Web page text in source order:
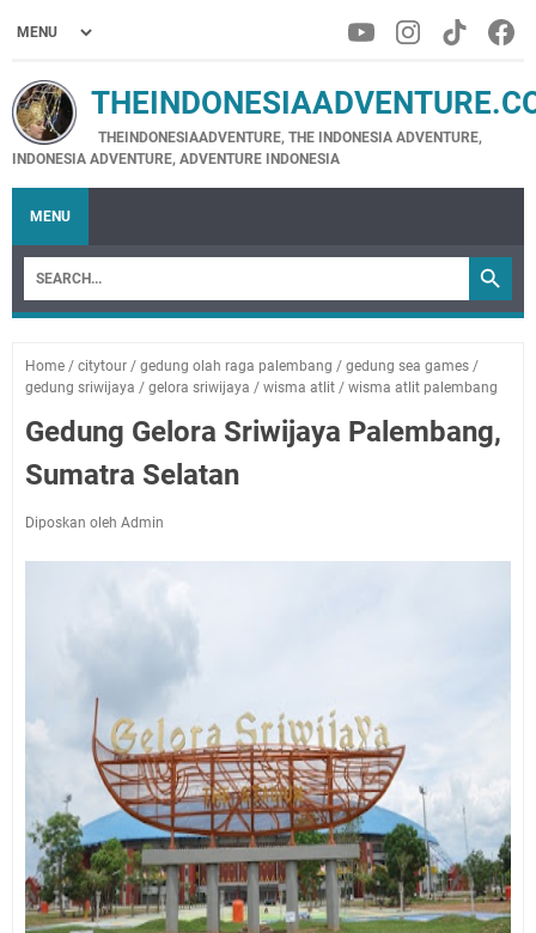
THEINDONESIAADVENTURE, THE INDONESIA ADVENTURE,
INDONESIA ADVENTURE, ADVENTURE INDONESIA
MENU
Home / citytour / gedung olah raga palembang / gedung sea games /
gedung sriwijaya / gelora sriwijaya / wisma atlit / wisma atlit palembang
Gedung Gelora Sriwijaya Palembang,
Sumatra Selatan
Diposkan oleh Admin